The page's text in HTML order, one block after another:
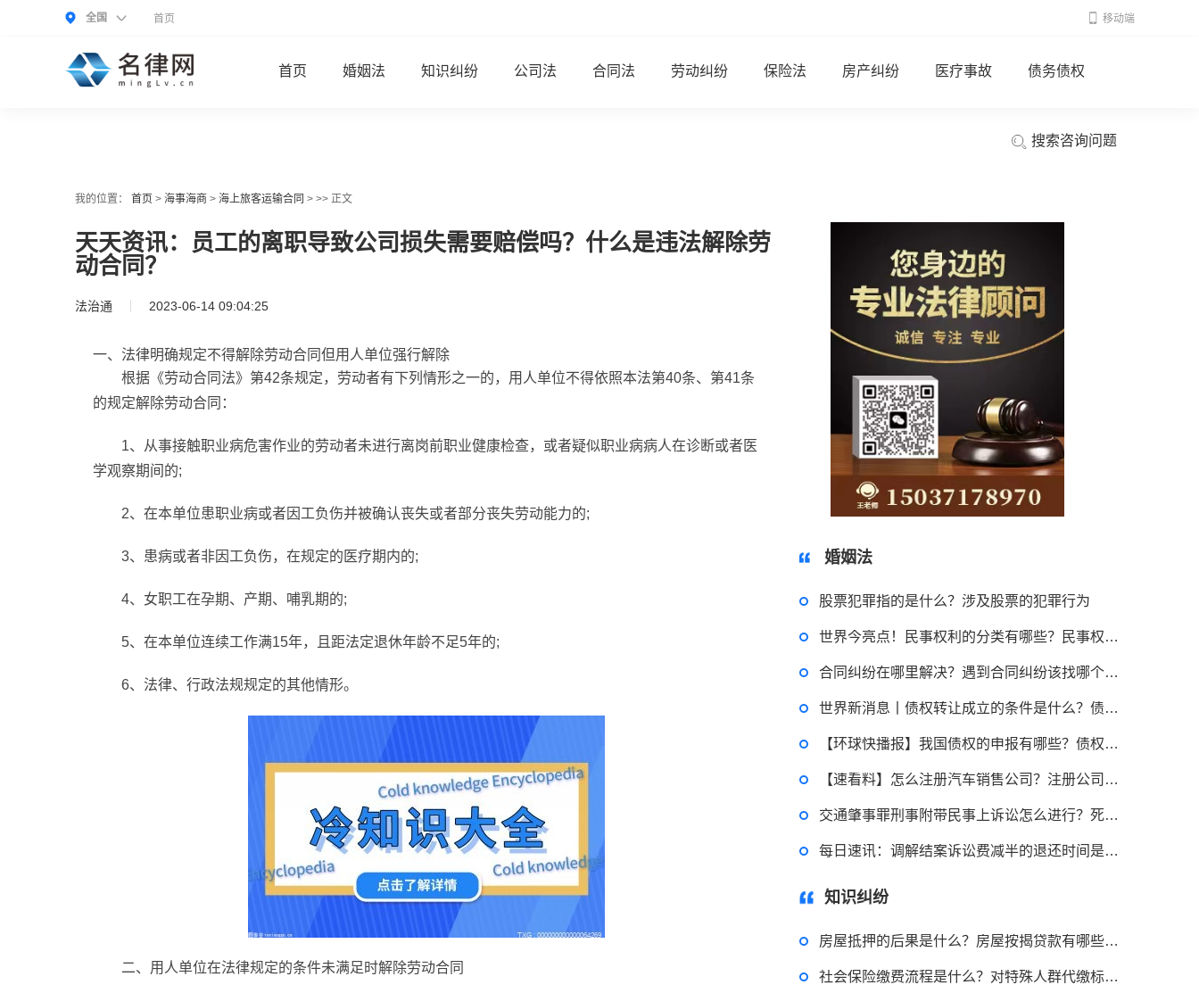
全国 首页 移动端
首页 婚姻法 知识纠纷 公司法 合同法 劳动纠纷 保险法 房产纠纷 医疗事故 债务债权
搜索咨询问题
我的位置： 首页 > 海事海商 > 海上旅客运输合同 > >> 正文
天天资讯：员工的离职导致公司损失需要赔偿吗？什么是违法解除劳
动合同？
法治通 2023-06-14 09:04:25
一、法律明确规定不得解除劳动合同但用人单位强行解除
根据《劳动合同法》第42条规定，劳动者有下列情形之一的，用人单位不得依照本法第40条、第41条
的规定解除劳动合同：
1、从事接触职业病危害作业的劳动者未进行离岗前职业健康检查，或者疑似职业病病人在诊断或者医
学观察期间的;
2、在本单位患职业病或者因工负伤并被确认丧失或者部分丧失劳动能力的;
3、患病或者非因工负伤，在规定的医疗期内的;
4、女职工在孕期、产期、哺乳期的;
5、在本单位连续工作满15年，且距法定退休年龄不足5年的;
6、法律、行政法规规定的其他情形。
二、用人单位在法律规定的条件未满足时解除劳动合同
婚姻法
股票犯罪指的是什么？涉及股票的犯罪行为
世界今亮点！民事权利的分类有哪些？民事权利能力始于几岁？
合同纠纷在哪里解决？遇到合同纠纷该找哪个部门？
世界新消息丨债权转让成立的条件是什么？债权转让的前提是什么？
【环球快播报】我国债权的申报有哪些？债权之间有哪些关系？
【速看料】怎么注册汽车销售公司？注册公司的流程有哪些？
交通肇事罪刑事附带民事上诉讼怎么进行？死亡赔偿金是精神损害赔偿范畴吗？
每日速讯：调解结案诉讼费减半的退还时间是多久？诉讼费包括律师费吗？
知识纠纷
房屋抵押的后果是什么？房屋按揭贷款有哪些流程？ 当前通讯
社会保险缴费流程是什么？对特殊人群代缴标准有哪些？ 热讯
申请无抵押贷款的方式有哪些？北京企业无抵押贷款如何申请？
2023-03-29 16:54:32
小额担保贷款有什么用途？哪些项目属于微利项目？什么是小额担保贷款？